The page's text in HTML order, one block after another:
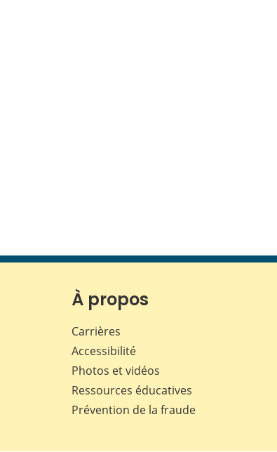
À propos
Carrières
Accessibilité
Photos et vidéos
Ressources éducatives
Prévention de la fraude